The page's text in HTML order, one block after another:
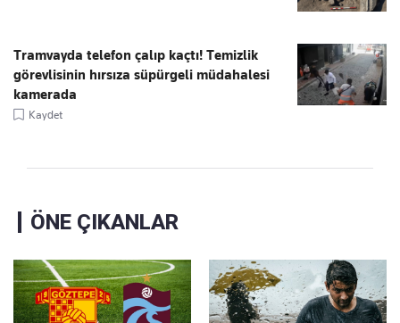
Tramvayda telefon çalıp kaçtı! Temizlik
görevlisinin hırsıza süpürgeli müdahalesi
kamerada
Kaydet
ÖNE ÇIKANLAR